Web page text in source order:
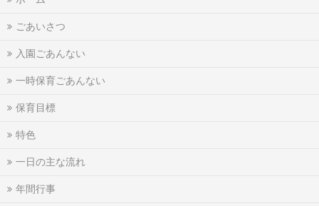
ごあいさつ
入園ごあんない
一時保育ごあんない
保育目標
特色
一日の主な流れ
年間行事